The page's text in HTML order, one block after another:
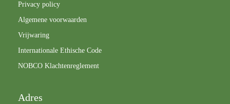
Privacy policy
Algemene voorwaarden
Vrijwaring
Internationale Ethische Code
NOBCO Klachtenreglement
Adres